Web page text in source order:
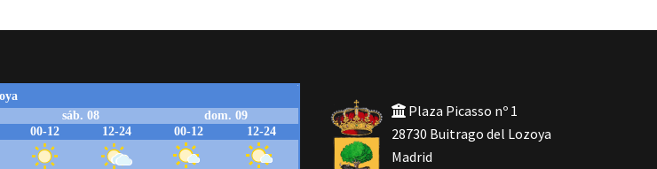
Plaza Picasso nº 1
28730 Buitrago del Lozoya
Madrid